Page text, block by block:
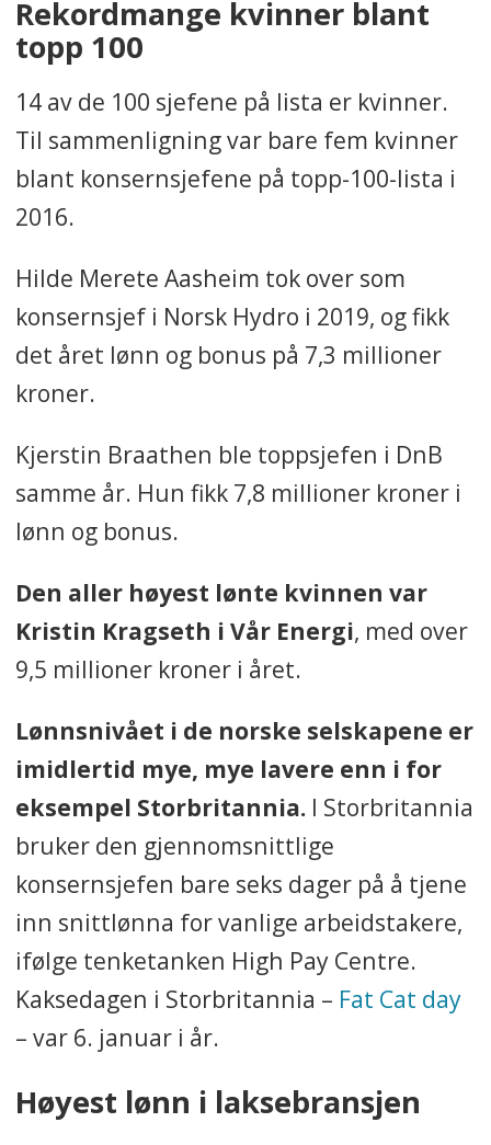
Rekordmange kvinner blant
topp 100
14 av de 100 sjefene på lista er kvinner.
Til sammenligning var bare fem kvinner
blant konsernsjefene på topp-100-lista i
2016.
Hilde Merete Aasheim tok over som
konsernsjef i Norsk Hydro i 2019, og fikk
det året lønn og bonus på 7,3 millioner
kroner.
Kjerstin Braathen ble toppsjefen i DnB
samme år. Hun fikk 7,8 millioner kroner i
lønn og bonus.
Den aller høyest lønte kvinnen var
Kristin Kragseth i Vår Energi, med over
9,5 millioner kroner i året.
Lønnsnivået i de norske selskapene er
imidlertid mye, mye lavere enn i for
eksempel Storbritannia.I Storbritannia
bruker den gjennomsnittlige
konsernsjefen bare seks dager på å tjene
inn snittlønna for vanlige arbeidstakere,
ifølge tenketanken High Pay Centre.
Kaksedagen i Storbritannia – Fat Cat day
– var 6. januar i år.
Høyest lønn i laksebransjen